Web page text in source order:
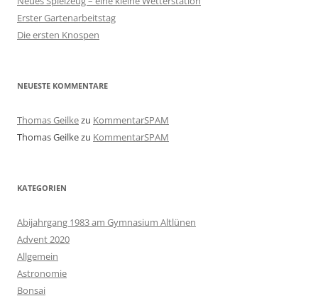
Erster Gartenarbeitstag
Die ersten Knospen
NEUESTE KOMMENTARE
Thomas Geilkezu KommentarSPAM
Thomas Geilkezu KommentarSPAM
KATEGORIEN
Abijahrgang 1983 am Gymnasium Altlünen
Advent 2020
Allgemein
Astronomie
Bonsai